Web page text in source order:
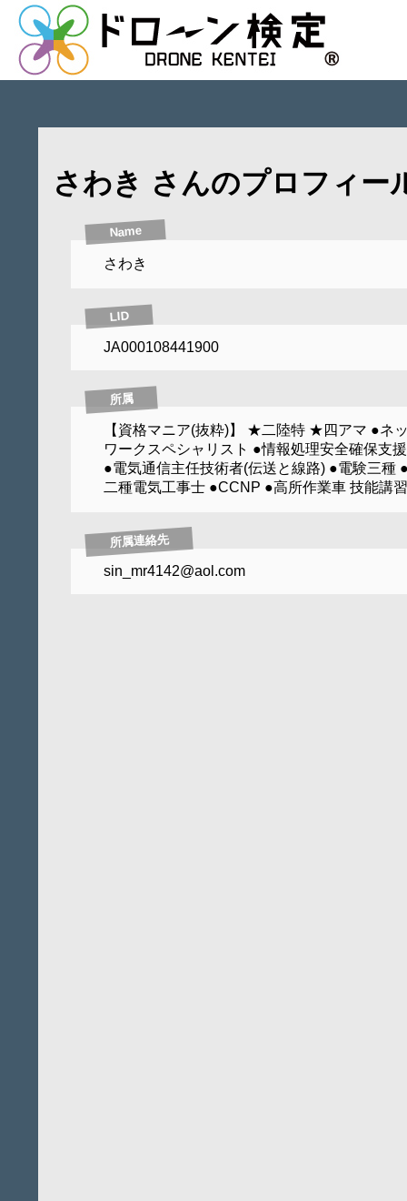
さわき さんのプロフィー
Name
さわき
LID
JA000108441900
所属
【資格マニア(抜粋)】 ★二陸特 ★四アマ ●ネ
ワークスペシャリスト ●情報処理安全確保支
●電気通信主任技術者(伝送と線路) ●電験三種
二種電気工事士 ●CCNP ●高所作業車 技能講習
所属連絡先
sin_mr4142@aol.com